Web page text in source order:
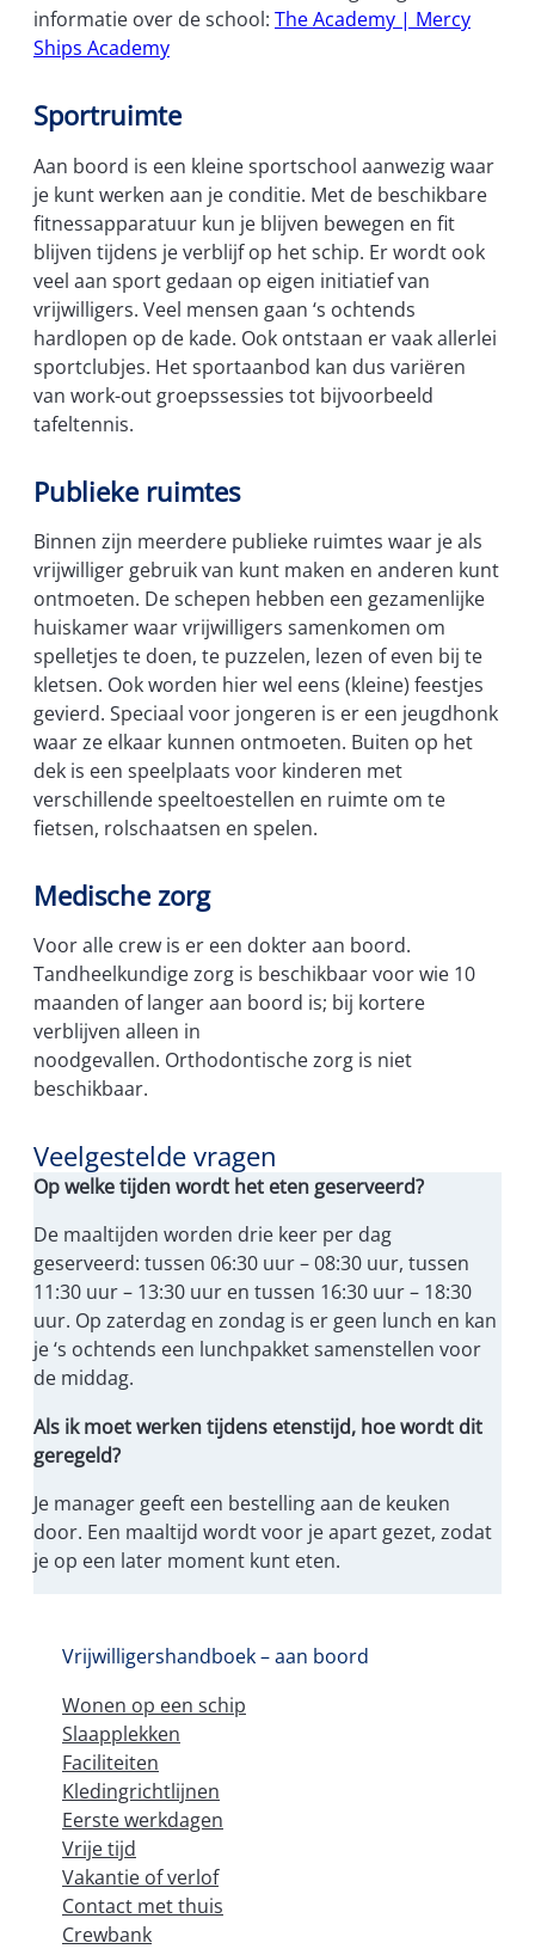
Vrijwilligershandboek – aan boord
Wonen op een schip
Slaapplekken
Faciliteiten
Kledingrichtlijnen
Eerste werkdagen
Vrije tijd
Vakantie of verlof
Contact met thuis
Crewbank
informatie over de school: The Academy | Mercy
Ships Academy
Sportruimte
Aan boord is een kleine sportschool aanwezig waar
je kunt werken aan je conditie. Met de beschikbare
fitnessapparatuur kun je blijven bewegen en fit
blijven tijdens je verblijf op het schip. Er wordt ook
veel aan sport gedaan op eigen initiatief van
vrijwilligers. Veel mensen gaan ‘s ochtends
hardlopen op de kade. Ook ontstaan er vaak allerlei
sportclubjes. Het sportaanbod kan dus variëren
van work-out groepssessies tot bijvoorbeeld
tafeltennis.
Publieke ruimtes
Binnen zijn meerdere publieke ruimtes waar je als
vrijwilliger gebruik van kunt maken en anderen kunt
ontmoeten. De schepen hebben een gezamenlijke
huiskamer waar vrijwilligers samenkomen om
spelletjes te doen, te puzzelen, lezen of even bij te
kletsen. Ook worden hier wel eens (kleine) feestjes
gevierd. Speciaal voor jongeren is er een jeugdhonk
waar ze elkaar kunnen ontmoeten. Buiten op het
dek is een speelplaats voor kinderen met
verschillende speeltoestellen en ruimte om te
fietsen, rolschaatsen en spelen.
Medische zorg
Voor alle crew is er een dokter aan boord.
Tandheelkundige zorg is beschikbaar voor wie 10
maanden of langer aan boord is; bij kortere
verblijven alleen in
noodgevallen. Orthodontische zorg is niet
beschikbaar.
Veelgestelde vragen
Op welke tijden wordt het eten geserveerd?
De maaltijden worden drie keer per dag
geserveerd: tussen 06:30 uur – 08:30 uur, tussen
11:30 uur – 13:30 uur en tussen 16:30 uur – 18:30
uur. Op zaterdag en zondag is er geen lunch en kan
je ‘s ochtends een lunchpakket samenstellen voor
de middag.
Als ik moet werken tijdens etenstijd, hoe wordt dit
geregeld?
Je manager geeft een bestelling aan de keuken
door. Een maaltijd wordt voor je apart gezet, zodat
je op een later moment kunt eten.